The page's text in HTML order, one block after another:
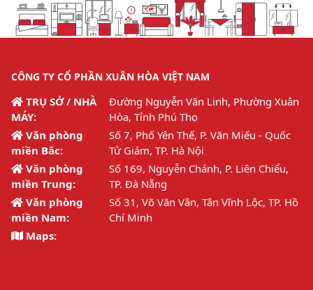
CÔNG TY CỔ PHẦN XUÂN HÒA VIỆT NAM
TRỤ SỞ / NHÀ
MÁY:
Đường Nguyễn Văn Linh, Phường Xuân
Hòa, Tỉnh Phú Thọ
Văn phòng
miền Bắc:
Số 7, Phố Yên Thế, P. Văn Miếu - Quốc
Tử Giám, TP. Hà Nội
Văn phòng
miền Trung:
Số 169, Nguyễn Chánh, P. Liên Chiểu,
TP. Đà Nẵng
Văn phòng
miền Nam:
Số 31, Võ Văn Vân, Tân Vĩnh Lộc, TP. Hồ
Chí Minh
Maps: